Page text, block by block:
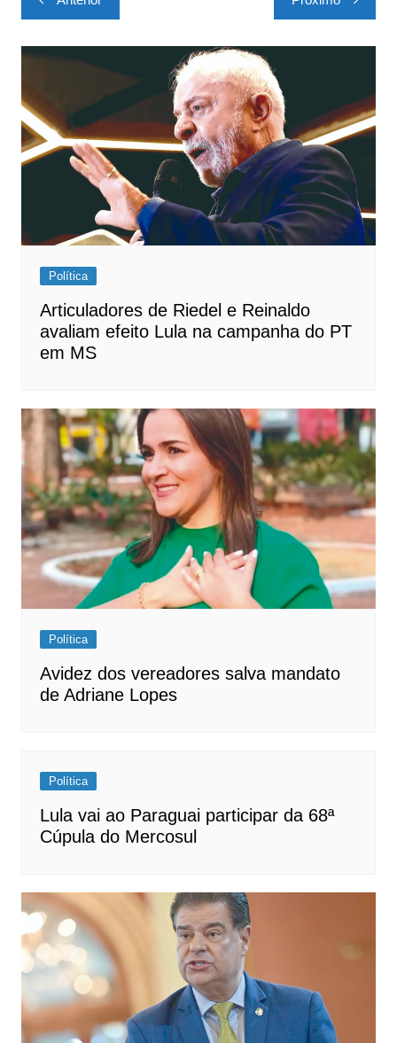
de
Post
Política
Articuladores de Riedel e Reinaldo
avaliam efeito Lula na campanha do PT
em MS
Política
Avidez dos vereadores salva mandato
de Adriane Lopes
Política
Lula vai ao Paraguai participar da 68ª
Cúpula do Mercosul